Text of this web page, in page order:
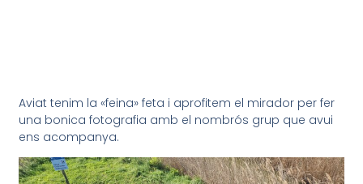
Aviat tenim la «feina» feta i aprofitem el mirador per fer
una bonica fotografia amb el nombrós grup que avui
ens acompanya.